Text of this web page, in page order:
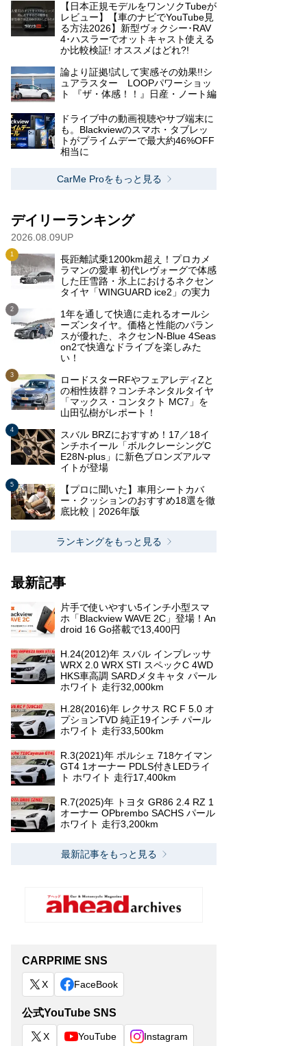
【日本正規モデルをワンソクTubeが
レビュー】【車のナビでYouTube見
る方法2026】新型ヴォクシー･RAV
4･ハスラーでオットキャスト使える
か比較検証! オススメはどれ?!
論より証拠!試して実感その効果!!シ
ュアラスター LOOPパワーショッ
ト 『ザ・体感！！』日産・ノート編
ドライブ中の動画視聴やサブ端末に
も。Blackviewのスマホ・タブレッ
トがプライムデーで最大約46%OFF
相当に
CarMe Proをもっと見る
デイリーランキング
2026.08.09UP
長距離試乗1200km超え！プロカメ
ラマンの愛車 初代レヴォーグで体感
した圧雪路・氷上におけるネクセン
タイヤ「WINGUARD ice2」の実力
1年を通して快適に走れるオールシ
ーズンタイヤ。価格と性能のバラン
スが優れた、ネクセンN-Blue 4Seas
on2で快適なドライブを楽しみた
い！
ロードスターRFやフェアレディZと
の相性抜群？コンチネンタルタイヤ
「マックス・コンタクト MC7」を
山田弘樹がレポート！
スバル BRZにおすすめ！17／18イ
ンチホイール「ボルクレーシングC
E28N-plus」に新色ブロンズアルマ
イトが登場
【プロに聞いた】車用シートカバ
ー・クッションのおすすめ18選を徹
底比較｜2026年版
ランキングをもっと見る
最新記事
片手で使いやすい5インチ小型スマ
ホ「Blackview WAVE 2C」登場！An
droid 16 Go搭載で13,400円
H.24(2012)年 スバル インプレッサ
WRX 2.0 WRX STI スペックC 4WD
HKS車高調 SARDメタキャタ パール
ホワイト 走行32,000km
H.28(2016)年 レクサス RC F 5.0 オ
プションTVD 純正19インチ パール
ホワイト 走行33,500km
R.3(2021)年 ポルシェ 718ケイマン
GT4 1オーナー PDLS付きLEDライ
ト ホワイト 走行17,400km
R.7(2025)年 トヨタ GR86 2.4 RZ 1
オーナー OPbrembo SACHS パール
ホワイト 走行3,200km
最新記事をもっと見る
CARPRIME SNS
X FaceBook
公式YouTube SNS
X YouTube Instagram